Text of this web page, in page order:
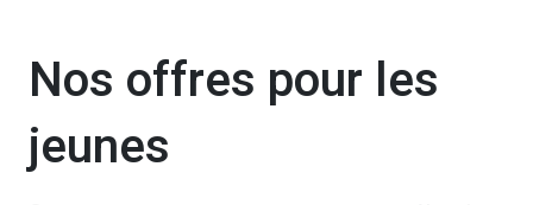
Nos offres pour les
jeunes